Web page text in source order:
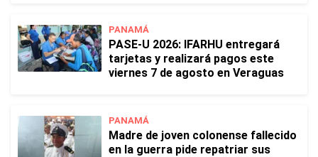
PANAMÁ
PASE-U 2026: IFARHU entregará
tarjetas y realizará pagos este
viernes 7 de agosto en Veraguas
PANAMÁ
Madre de joven colonense fallecido
en la guerra pide repatriar sus